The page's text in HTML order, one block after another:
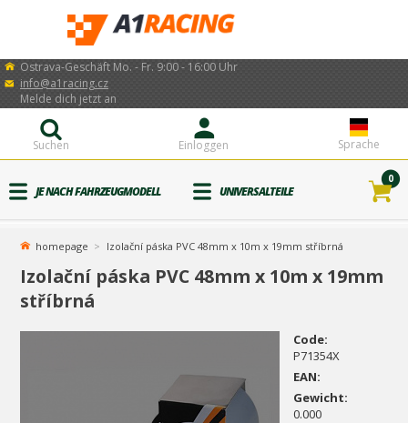
Ostrava-Geschäft Mo. - Fr. 9:00 - 16:00 Uhr
info@a1racing.cz
Sprache
Einloggen
Melde dich jetzt an
Suchen
JE NACH FAHRZEUGMODELL UNIVERSALTEILE
0
homepage Izolační páska PVC 48mm x 10m x 19mm stříbrná
Izolační páska PVC 48mm x 10m x 19mm
stříbrná
Code:
P71354X
EAN:
Gewicht:
0.000